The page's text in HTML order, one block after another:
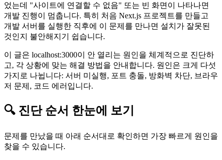
었는데 "사이트에 연결할 수 없음" 또는 빈 화면이 나타나면
개발 진행이 멈춥니다. 특히 처음 Next.js 프로젝트를 만들고
개발 서버를 실행한 직후에 이 문제를 만나면 설치가 잘못된
것인지 불안해지기 쉽습니다.
이 글은 localhost:3000이 안 열리는 원인을 체계적으로 진단하
고, 각 상황에 맞는 해결 방법을 안내합니다. 원인은 크게 다섯
가지로 나뉩니다: 서버 미실행, 포트 충돌, 방화벽 차단, 브라우
저 문제, 코드 에러입니다.
🔍 진단 순서 한눈에 보기
문제를 만났을 때 아래 순서대로 확인하면 가장 빠르게 원인을
찾을 수 있습니다.